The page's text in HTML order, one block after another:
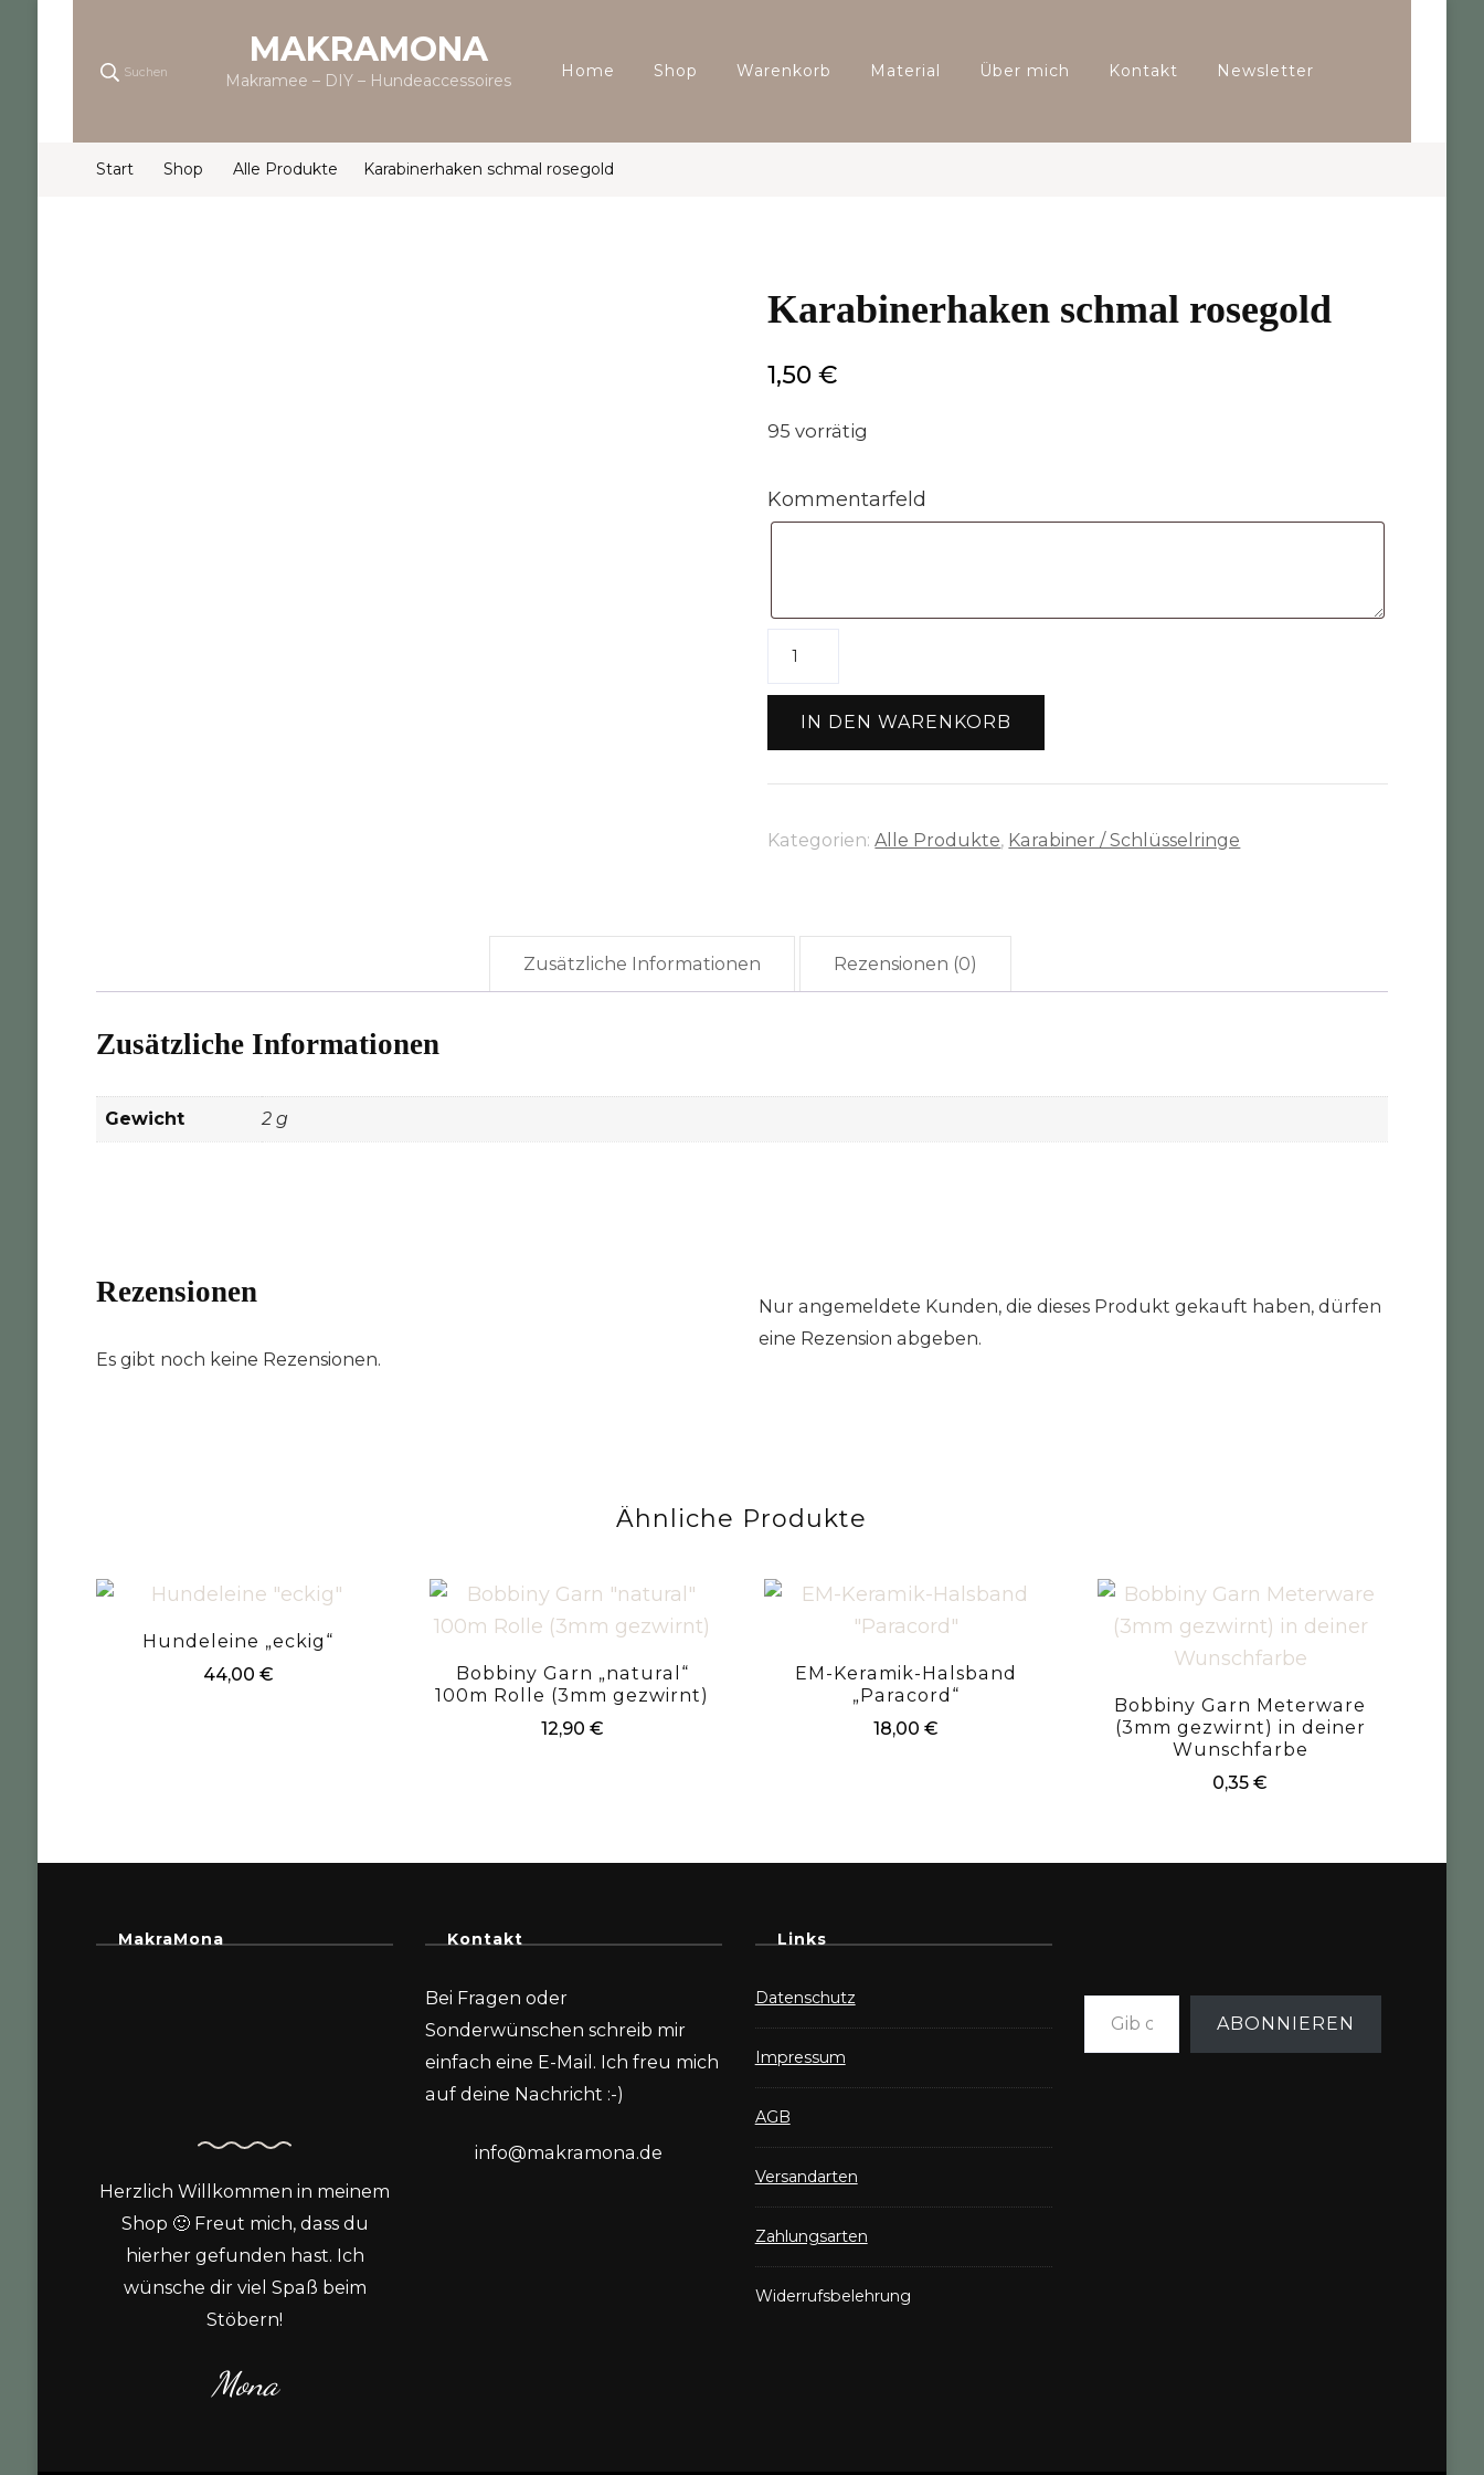
Suchen
MAKRAMONA
Makramee – DIY – Hundeaccessoires Home Shop Warenkorb Material Über mich Kontakt Newsletter
Start Shop Alle Produkte Karabinerhaken schmal rosegold
Karabinerhaken schmal rosegold
1,50€
95 vorrätig
Kommentarfeld
IN DEN WARENKORB
Kategorien:Alle Produkte, Karabiner / Schlüsselringe
Zusätzliche Informationen Rezensionen (0)
Zusätzliche Informationen
Gewicht 2 g
Rezensionen
Es gibt noch keine Rezensionen.
Nur angemeldete Kunden, die dieses Produkt gekauft haben, dürfen
eine Rezension abgeben.
Ähnliche Produkte
Hundeleine „eckig“
44,00 €
Bobbiny Garn „natural“
100m Rolle (3mm gezwirnt)
12,90 €
EM-Keramik-Halsband
„Paracord“
18,00€
Bobbiny Garn Meterware
(3mm gezwirnt) in deiner
Wunschfarbe
0,35€
MakraMona
Herzlich Willkommen in meinem
Shop 🙂 Freut mich, dass du
hierher gefunden hast. Ich
wünsche dir viel Spaß beim
Stöbern!
Mona
Kontakt
Bei Fragen oder
Sonderwünschen schreib mir
einfach eine E-Mail. Ich freu mich
auf deine Nachricht :-)
info@makramona.de
Links
Datenschutz
Impressum
AGB
Versandarten
Zahlungsarten
Widerrufsbelehrung
Gib deine E-Mail-Adresse ein ...
ABONNIEREN